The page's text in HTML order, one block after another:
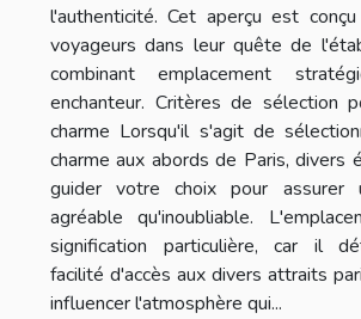
l'authenticité. Cet aperçu est
voyageurs dans leur quête de
combinant emplacement
enchanteur. Critères de sélection
charme Lorsqu'il s'agit de
charme aux abords de Paris, divers
guider votre choix pour assurer
agréable qu'inoubliable.
signification particulière, car il
facilité d'accès aux divers attraits
influencer l'atmosphère qui...